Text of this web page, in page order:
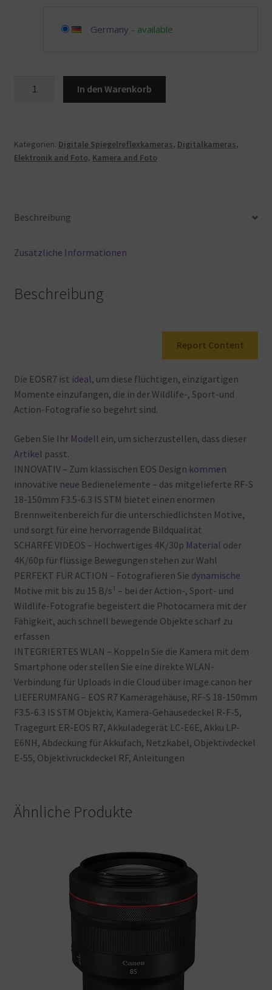
Germany - available
spiegellose
Camera
18-
F3.5-
STM
Menge
In den Warenkorb
Kategorien: Digitale Spiegelreflexkameras, Digitalkameras,
Elektronik and Foto, Kamera and Foto
Beschreibung
Zusätzliche Informationen
Beschreibung
Report Content
Die EOSR7 ist ideal, um diese flüchtigen, einzigartigen
Momente einzufangen, die in der Wildlife-, Sport-und
Action-Fotografie so begehrt sind.
Geben Sie IhrModell ein, um sicherzustellen, dass dieser
Artikel passt.
INNOVATIV – Zum klassischen EOS Design kommen
innovative neue Bedienelemente – das mitgelieferte RF-S
18-150mm F3.5-6.3 IS STM bietet einen enormen
Brennweitenbereich für die unterschiedlichsten Motive,
und sorgt für eine hervorragende Bildqualität
SCHARFE VIDEOS – Hochwertiges 4K/30p Material oder
4K/60p für flüssige Bewegungen stehen zur Wahl
PERFEKT FÜR ACTION – Fotografieren Sie dynamische
Motive mit bis zu 15 B/s¹ – bei derAction-, Sport- und
Wildlife-Fotografie begeistert die Photocamera mit der
Fähigkeit, auch schnell bewegende Objekte scharf zu
erfassen
INTEGRIERTES WLAN – Koppeln Sie die Kamera mit dem
Smartphone oder stellen Sie eine direkte WLAN-
Verbindung für Uploads in die Cloud über image.canon her
LIEFERUMFANG – EOS R7 Kameragehäuse, RF-S 18-150mm
F3.5-6.3 IS STM Objektiv, Kamera-Gehäusedeckel R-F-5,
Tragegurt ER-EOS R7, Akkuladegerät LC-E6E, Akku LP-
E6NH, Abdeckung fürAkkufach, Netzkabel, Objektivdeckel
E-55, Objektivrückdeckel RF, Anleitungen
Ähnliche Produkte